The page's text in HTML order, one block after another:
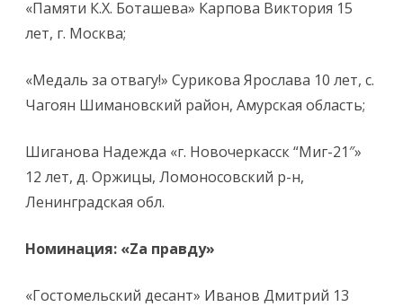
«Памяти К.Х. Боташева» Карпова Виктория 15
лет, г. Москва;
«Медаль за отвагу!» Сурикова Ярослава 10 лет, с.
Чагоян Шимановский район, Амурская область;
Шиганова Надежда «г. Новочеркасск “Миг-21″»
12 лет, д. Оржицы, Ломоносовский р-н,
Ленинградская обл.
Номинация: «Za правду»
«Гостомельский десант» Иванов Дмитрий 13